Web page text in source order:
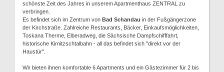
schönste Zeit des Jahres in unserem Apartmenthaus ZENTRAL zu
verbringen.
Es befindet sich im Zentrum von Bad Schandau in der Fußgängerzone
der Kirchstraße. Zahlreiche Restaurants, Bäcker, Einkaufsmöglichkeiten,
Toskana Therme, Elberadweg, die Sächsische Dampfschifffahrt,
historische Kirnitzschtalbahn - all das befindet sich "direkt vor der
Haustür".
Wir bieten ihnen komfortable 6 Apartments und ein Gästezimmer für 2 bis